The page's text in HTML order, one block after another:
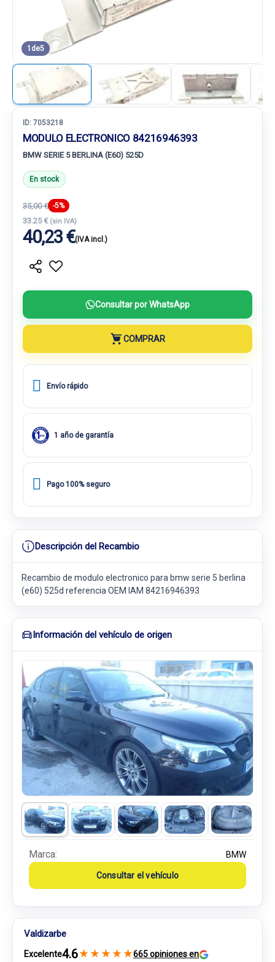
1 de5
ID: 7053218
MODULO ELECTRONICO 84216946393
BMW SERIE 5 BERLINA (E60) 525D
En stock
35,00 € -5%
33.25 € (sin IVA)
40,23 €(IVA incl.)
Consultar por WhatsApp
COMPRAR
Envío rápido
1 año de garantía
Pago 100% seguro
Descripción del Recambio
Recambio de modulo electronico para bmw serie 5 berlina
(e60) 525d referencia OEM IAM 84216946393
Información del vehículo de origen
Marca: BMW
Consultar el vehículo
Valdizarbe
Excelente4.6★ ★ ★ ★ ★665 opiniones en